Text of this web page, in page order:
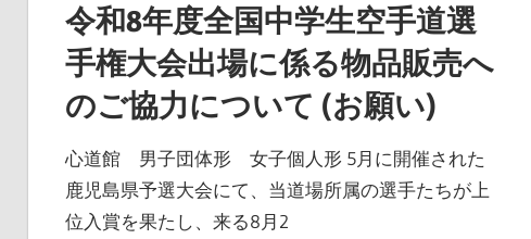
令和8年度全国中学生空手道選
手権大会出場に係る物品販売へ
のご協力について (お願い)
心道館 男子団体形 女子個人形 5月に開催された
鹿児島県予選大会にて、当道場所属の選手たちが上
位入賞を果たし、来る8月2